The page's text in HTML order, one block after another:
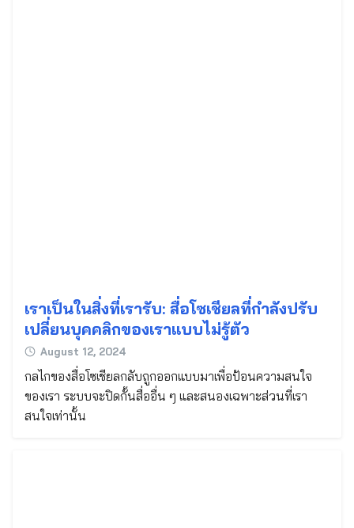
เราเป็นในสิ่งที่เรารับ: สื่อโซเชียลที่กำลังปรับ
เปลี่ยนบุคคลิกของเราแบบไม่รู้ตัว
August 12, 2024
กลไกของสื่อโซเชียลกลับถูกออกแบบมาเพื่อป้อนความสนใจ
ของเรา ระบบจะปิดกั้นสื่ออื่น ๆ และสนองเฉพาะส่วนที่เรา
สนใจเท่านั้น